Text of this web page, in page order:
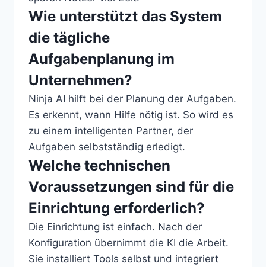
Wie unterstützt das System
die tägliche
Aufgabenplanung im
Unternehmen?
Ninja AI hilft bei der Planung der Aufgaben.
Es erkennt, wann Hilfe nötig ist. So wird es
zu einem intelligenten Partner, der
Aufgaben selbstständig erledigt.
Welche technischen
Voraussetzungen sind für die
Einrichtung erforderlich?
Die Einrichtung ist einfach. Nach der
Konfiguration übernimmt die KI die Arbeit.
Sie installiert Tools selbst und integriert